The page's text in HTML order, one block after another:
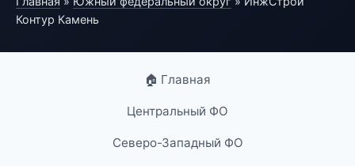
Контур Камень
🏠 Главная
Центральный ФО
Северо-Западный ФО